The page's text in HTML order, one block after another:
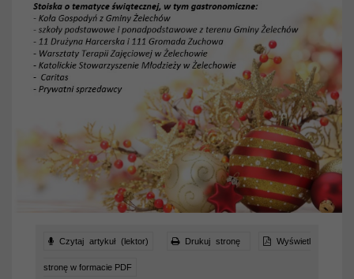
Czytaj artykuł (lektor) Drukuj stronę Wyświetl
stronę w formacie PDF